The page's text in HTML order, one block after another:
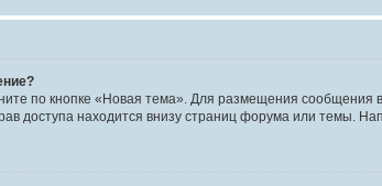
по кнопке «Новая тема». Для размещения сообщения
доступа находится внизу страниц форума или темы.